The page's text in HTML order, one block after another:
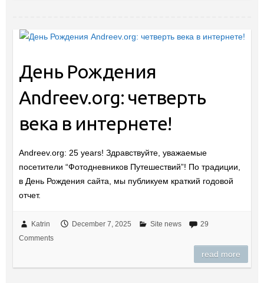
День Рождения
Andreev.org: четверть
века в интернете!
Andreev.org: 25 years! Здравствуйте, уважаемые
посетители “Фотодневников Путешествий”! По традиции,
в День Рождения сайта, мы публикуем краткий годовой
отчет.
Katrin December 7, 2025 Site news
29
Comments
read more